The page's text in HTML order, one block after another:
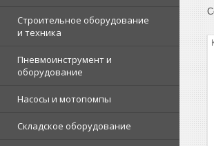
Строительное оборудование
и техника
Пневмоинструмент и
оборудование
Насосы и мотопомпы
Складское оборудование